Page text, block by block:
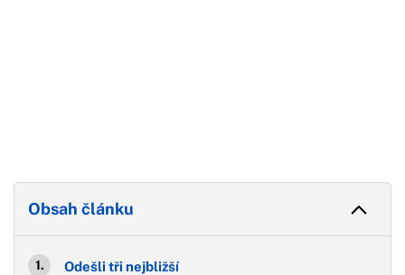
Obsah článku
Odešli tři nejbližší